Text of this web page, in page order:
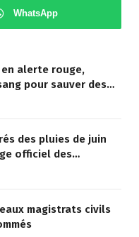
WhatsApp
en alerte rouge,
pour sauver des
des pluies de juin
officiel des
magistrats civils